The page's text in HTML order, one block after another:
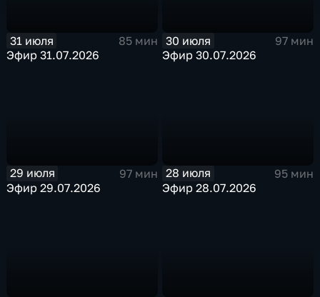
31 июля
85 мин
Эфир 31.07.2026
30 июля
97 мин
Эфир 30.07.2026
29 июля
97 мин
Эфир 29.07.2026
28 июля
95 мин
Эфир 28.07.2026